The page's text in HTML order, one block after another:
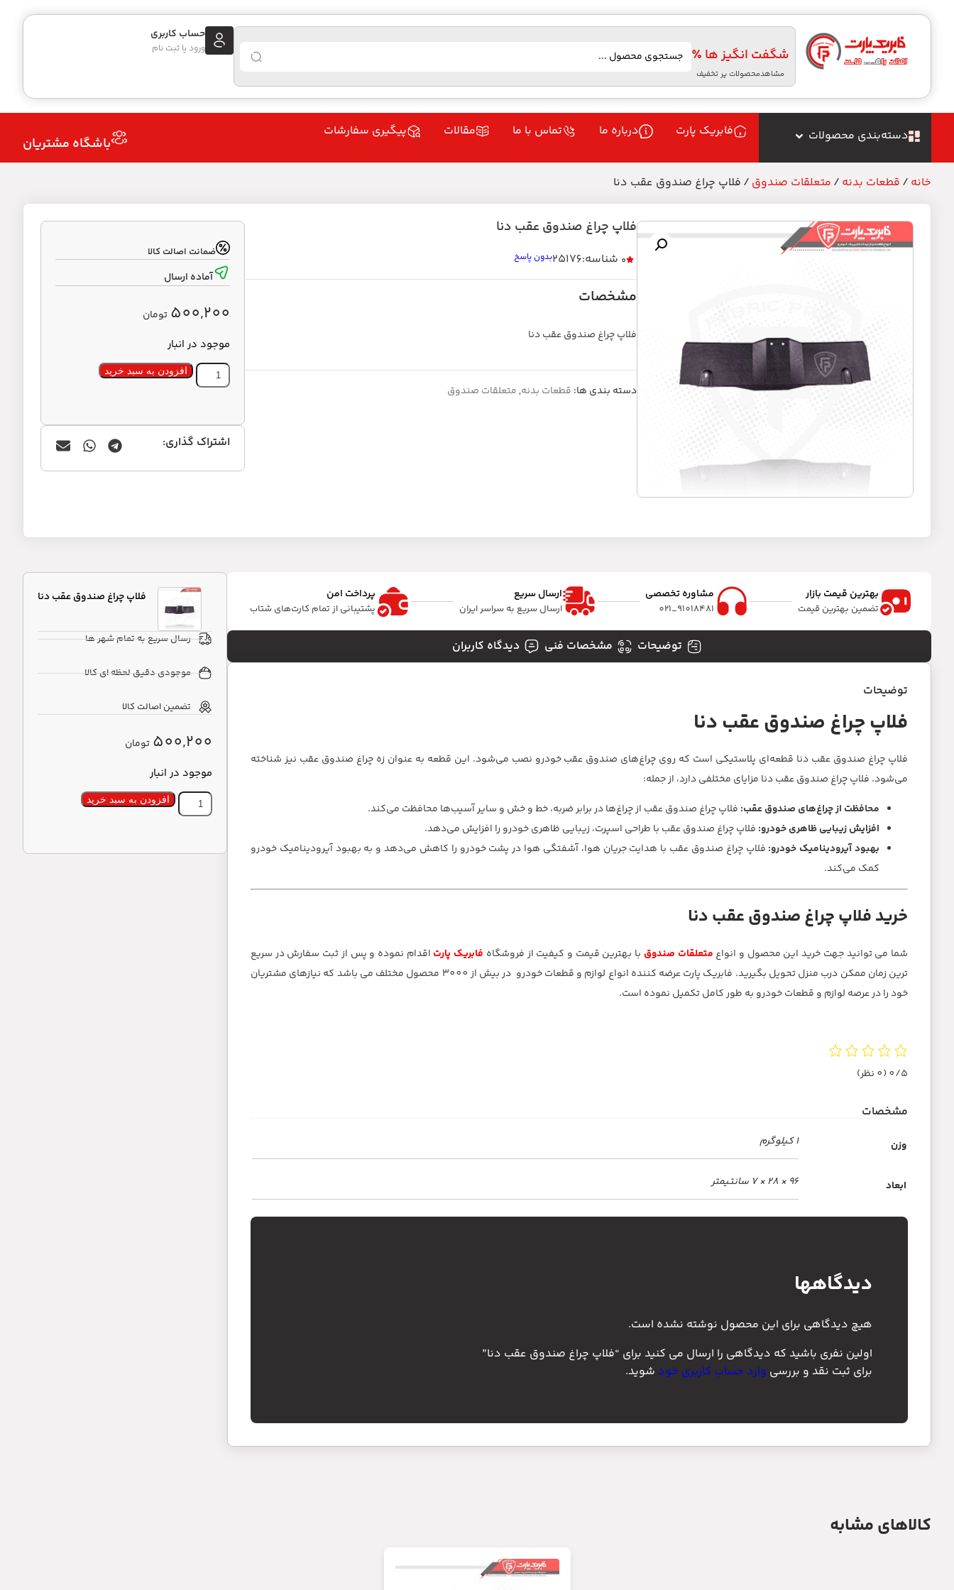
شگفت انگیز ها ٪
مشاهدمحصولات پر تخفیف
حساب کاربری
ورود یا ثبت نام
دسته‌بندی محصولات فابریک پارت درباره ما تماس با ما مقالات پیگیری سفارشات
باشگاه مشتریان
خانه / قطعات بدنه / متعلقات صندوق / فلاپ چراغ صندوق عقب دنا
فلاپ چراغ صندوق عقب دنا
0 شناسه:25176 بدون پاسخ
مشخصات
فلاپ چراغ صندوق عقب دنا
دسته بندی ها: قطعات بدنه,متعلقات صندوق
ضمانت اصالت کالا
آماده ارسال
500,200 تومان
موجود در انبار
افزودن به سبد خرید
اشتراک گذاری:
بهترین قیمت بازار
تضمین بهترین قیمت
مشاوره تخصصی
91018481_021
ارسال سریع
ارسال سریع به سراسر ایران
پرداخت امن
پشتیبانی از تمام کارت‌های شتاب
توضیحات مشخصات فنی دیدگاه کاربران
توضیحات
فلاپ چراغ صندوق عقب دنا
فلاپ چراغ صندوق عقب دنا قطعه‌ای پلاستیکی است که روی چراغ‌های صندوق عقب خودرو نصب می‌شود. این قطعه به عنوان زه چراغ صندوق عقب نیز شناخته
می‌شود. فلاپ چراغ صندوق عقب دنا مزایای مختلفی دارد، از جمله:
محافظت از چراغ‌های صندوق عقب: فلاپ چراغ صندوق عقب از چراغ‌ها در برابر ضربه، خط و خش و سایر آسیب‌ها محافظت می‌کند.
افزایش زیبایی ظاهری خودرو: فلاپ چراغ صندوق عقب با طراحی اسپرت، زیبایی ظاهری خودرو را افزایش می‌دهد.
بهبود آیرودینامیک خودرو: فلاپ چراغ صندوق عقب با هدایت جریان هوا، آشفتگی هوا در پشت خودرو را کاهش می‌دهد و به بهبود آیرودینامیک خودرو
کمک می‌کند.
خرید فلاپ چراغ صندوق عقب دنا
شما می توانید جهت خرید این محصول و انواع متعلقات صندوق با بهترین قیمت و کیفیت از فروشگاه فابریک پارت اقدام نموده و پس از ثبت سفارش در سریع
ترین زمان ممکن درب منزل تحویل بگیرید. فابریک پارت عرضه کننده انواع لوازم و قطعات خودرو در بیش از 3000 محصول مختلف می باشد که نیازهای مشتریان
خود را در عرصه لوازم و قطعات خودرو به طور کامل تکمیل نموده است.
0/5 (0 نظر)
مشخصات
وزن 1 کیلوگرم
ابعاد 96 × 28 × 7 سانتیمتر
دیدگاهها
هیچ دیدگاهی برای این محصول نوشته نشده است.
اولین نفری باشید که دیدگاهی را ارسال می کنید برای “فلاپ چراغ صندوق عقب دنا”
برای ثبت نقد و بررسی وارد حساب کاربری خود شوید.
فلاپ چراغ صندوق عقب دنا
رسال سریع به تمام شهر ها
موجودی دقیق لحظه ای کالا
تضمین اصالت کالا
500,200 تومان
موجود در انبار
افزودن به سبد خرید
کالاهای مشابه